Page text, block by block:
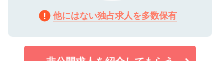
他にはない独占求人を多数保有